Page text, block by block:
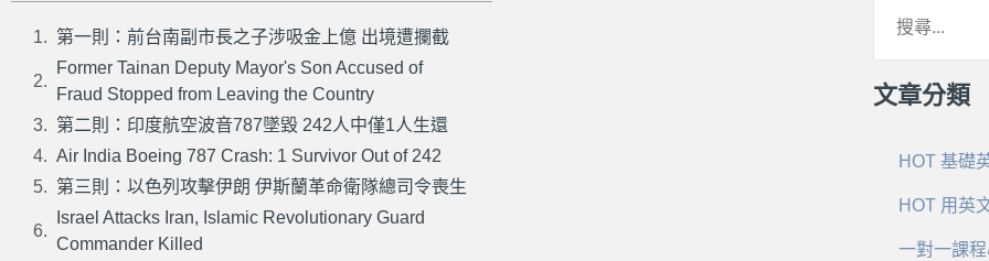
第一則：前台南副市長之子涉吸金上億 出境遭攔截
Former Tainan Deputy Mayor's Son Accused of
Fraud Stopped from Leaving the Country
第二則：印度航空波音787墜毀 242人中僅1人生還
Air India Boeing 787 Crash: 1 Survivor Out of 242
第三則：以色列攻擊伊朗 伊斯蘭革命衛隊總司令喪生
Israel Attacks Iran, Islamic Revolutionary Guard
Commander Killed
文章分類
HOT 基礎
HOT 用英
一對一課